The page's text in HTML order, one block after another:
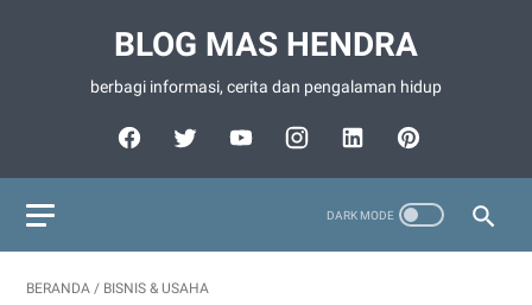
BLOG MAS HENDRA
berbagi informasi, cerita dan pengalaman hidup
BERANDA / BISNIS & USAHA